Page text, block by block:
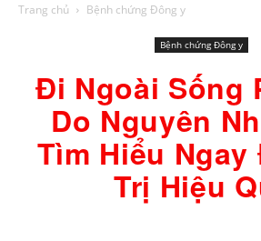
bệnh
NET
Trang chủ Bệnh chứng Đông y
Bệnh chứng Đông y
Đi Ngoài Sống
Do Nguyên
Tìm Hiểu
Trị Hiệu